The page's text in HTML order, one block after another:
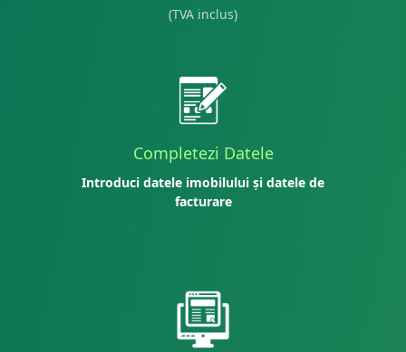
(TVA inclus)
Completezi Datele
Introduci datele imobilului și datele de
facturare